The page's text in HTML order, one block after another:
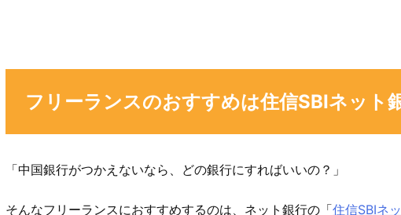
フリーランスのおすすめは住信SBIネット
「中国銀行がつかえないなら、どの銀行にすればいいの？」
そんなフリーランスにおすすめするのは、ネット銀行の「住信SBIネ